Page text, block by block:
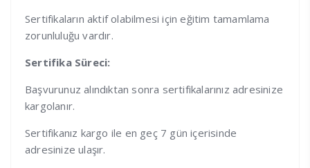
Sertifikaların aktif olabilmesi için eğitim tamamlama
zorunluluğu vardır.
Sertifika Süreci:
Başvurunuz alındıktan sonra sertifikalarınız adresinize
kargolanır.
Sertifikanız kargo ile en geç 7 gün içerisinde
adresinize ulaşır.